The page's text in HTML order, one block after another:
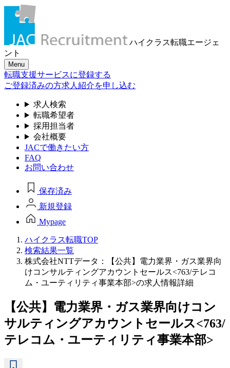
ハイクラス転職エージェ
ント
Menu
転職支援サービスに登録する
ご登録済みの方求人紹介を申し込む
求人検索
転職希望者
採用担当者
会社概要
JACで働きたい方
FAQ
お問い合わせ
保存済み
新規登録
Mypage
ハイクラス転職TOP
検索結果一覧
株式会社NTTデータ：【公共】電力業界・ガス業界向
けコンサルティングアカウントセールス<763/テレコ
ム・ユーティリティ事業本部>の求人情報詳細
【公共】電力業界・ガス業界向けコン
サルティングアカウントセールス<763/
テレコム・ユーティリティ事業本部>